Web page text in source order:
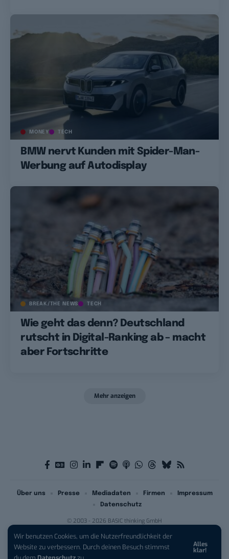
Wir benutzen Cookies, um die Nutzerfreundlichkeit der
Website zu verbessern. Durch deinen Besuch stimmst
Alles
klar!
MONEY TECH
BMW nervt Kunden mit Spider-Man-
Werbung auf Autodisplay
BREAK/THE NEWS TECH
Wie geht das denn? Deutschland
rutscht in Digital-Ranking ab – macht
aber Fortschritte
Mehr anzeigen
© 2003 - 2026 BASIC thinking GmbH
Über uns Presse Mediadaten Firmen
Impressum
Datenschutz
iPhone 17 Pro sichern:Für 1 € +
200 € Hardware-Bonus!